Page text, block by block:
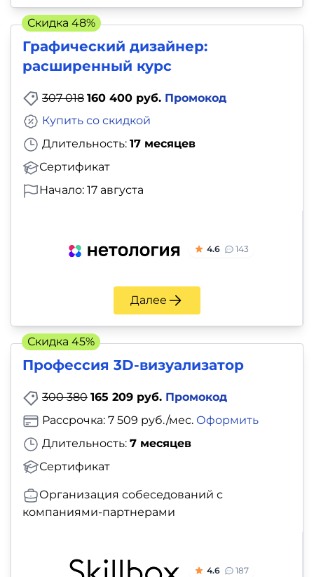
Графический дизайнер:
расширенный курс
307 018 160 400 руб. Промокод
Длительность: 17 месяцев
Сертификат
Купить со скидкой
Начало: 17 августа
4.6 143
Далее
Скидка 48%
Профессия 3D-визуализатор
300 380 165 209 руб. Промокод
Длительность: 7 месяцев
Сертификат
Рассрочка: 7 509 руб./мес. Оформить
Организация собеседований с
компаниями-партнерами
4.6 187
Скидка 45%